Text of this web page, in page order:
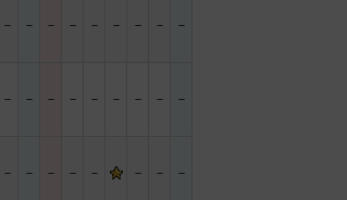
－ － － － － － － － －
－ － － － － － － － －
－ － － － － － － －